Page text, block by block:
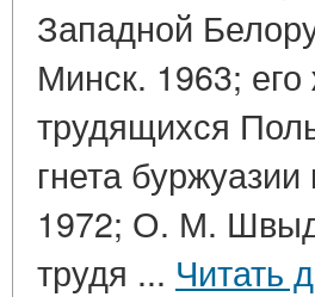
Западной
Минск. 1963;
трудящихся
гнета
1972; О. М.
трудя ... Читать